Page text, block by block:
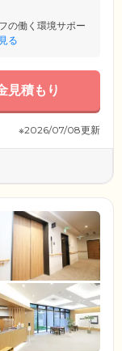
の働く環境サポー
る
見積もり
※2026/07/08更新